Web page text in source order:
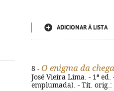
ADICIONAR À LISTA
8 - O enigma da
José Vieira Lima. - 1ª
emplumada). - Tít. orig.: